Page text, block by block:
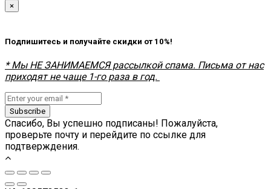
×
Подпишитесь и получайте скидки от 10%!
* Мы НЕ ЗАНИМАЕМСЯ рассылкой спама. Письма от нас
приходят не чаще 1-го раза в год.
Subscribe
Спасибо, Вы успешно подписаны! Пожалуйста,
проверьте почту и перейдите по ссылке для
подтверждения.